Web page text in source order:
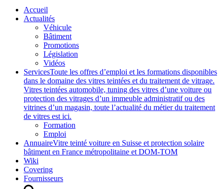
Accueil
Actualités
Véhicule
Bâtiment
Promotions
Législation
Vidéos
ServicesToute les offres d’emploi et les formations disponibles
dans le domaine des vitres teintées et du traitement de vitrage.
Vitres teintées automobile, tuning des vitres d’une voiture ou
protection des vitrages d’un immeuble administratif ou des
vitrines d’un magasin, toute l’actualité du métier du traitement
de vitres est ici.
Formation
Emploi
AnnuaireVitre teinté voiture en Suisse et protection solaire
bâtiment en France métropolitaine et DOM-TOM
Wiki
Covering
Fournisseurs